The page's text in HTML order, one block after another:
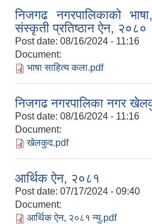
निजगढ नगरपालिकाको
संस्कृती प्रतिष्ठान ऐन, २०८०
Post date: 08/16/2024 - 11:16
Document:
भाषा साहित्य कला.pdf
निजगढ नगरपालिका नगर
Post date: 08/16/2024 - 11:16
Document:
खेलकुद.pdf
आर्थिक ऐन, २०८१
Post date: 07/17/2024 - 09:40
Document:
आर्थिक ऐन, २०८१ न्यु.pdf